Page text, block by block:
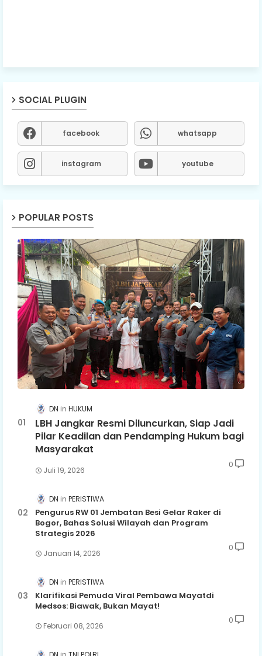
SOCIAL PLUGIN
facebook whatsapp
instagram youtube
POPULAR POSTS
DN HUKUM
LBH Jangkar Resmi Diluncurkan, Siap Jadi
Pilar Keadilan dan Pendamping Hukum bagi
Masyarakat
Juli 19, 2026
0
DN PERISTIWA
Pengurus RW 01 Jembatan Besi Gelar Raker di
Bogor, Bahas Solusi Wilayah dan Program
Strategis 2026
Januari 14, 2026
0
DN PERISTIWA
Klarifikasi Pemuda Viral Pembawa Mayatdi
Medsos: Biawak, Bukan Mayat!
Februari 08, 2026
0